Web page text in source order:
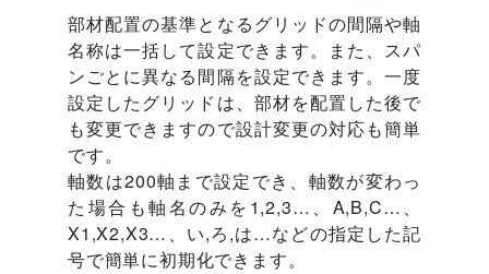
部材配置の基準となるグリッドの間隔や軸
名称は一括して設定できます。また、スパ
ンごとに異なる間隔を設定できます。一度
設定したグリッドは、部材を配置した後で
も変更できますので設計変更の対応も簡単
です。
軸数は200軸まで設定でき、軸数が変わっ
た場合も軸名のみを1,2,3…、A,B,C…、
X1,X2,X3…、い,ろ,は…などの指定した記
号で簡単に初期化できます。